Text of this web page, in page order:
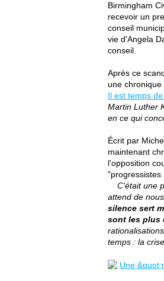
Birmingham
recevoir un
conseil
vie d'Angela
conseil.
Après ce
une chronique
Il est temps
Martin Luther
en ce qui
Écrit par
maintenant
l'opposition
"progressistes
C'était une
attend de
silence sert
sont les plus
temps : la